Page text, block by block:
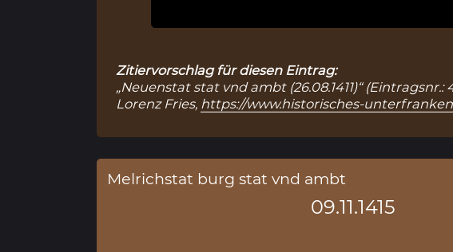
Zitiervorschlag für diesen Eintrag:
„Neuenstat stat vnd ambt (26.08.1411)“
Lorenz Fries, https://www.historisches-
Melrichstat burg stat vnd ambt
09.11.1415